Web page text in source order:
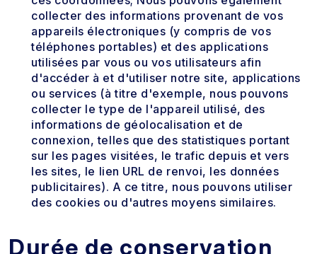
collecter des informations provenant de vos
appareils électroniques (y compris de vos
téléphones portables) et des applications
utilisées par vous ou vos utilisateurs afin
d'accéder à et d'utiliser notre site, applications
ou services (à titre d'exemple, nous pouvons
collecter le type de l'appareil utilisé, des
informations de géolocalisation et de
connexion, telles que des statistiques portant
sur les pages visitées, le trafic depuis et vers
les sites, le lien URL de renvoi, les données
publicitaires). A ce titre, nous pouvons utiliser
des cookies ou d'autres moyens similaires.
Durée de conservation